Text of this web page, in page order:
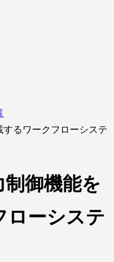
す
るワークフローシステ
御機能を
ローシステ